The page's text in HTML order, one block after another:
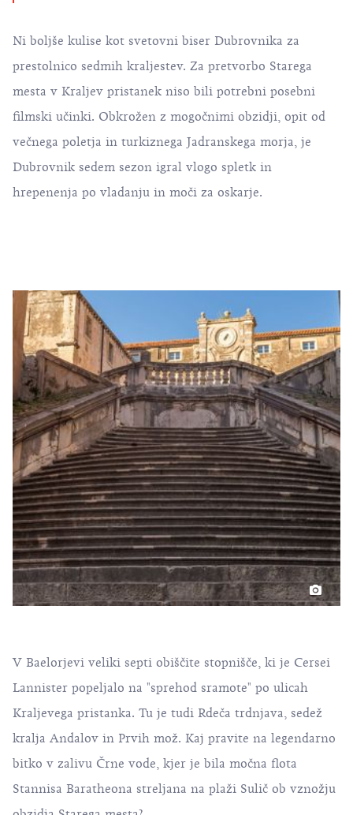
Ni boljše kulise kot svetovni biser Dubrovnika za
prestolnico sedmih kraljestev. Za pretvorbo Starega
mesta v Kraljev pristanek niso bili potrebni posebni
filmski učinki. Obkrožen z mogočnimi obzidji, opit od
večnega poletja in turkiznega Jadranskega morja, je
Dubrovnik sedem sezon igral vlogo spletk in
hrepenenja po vladanju in moči za oskarje.
V Baelorjevi veliki septi obiščite stopnišče, ki je Cersei
Lannister popeljalo na "sprehod sramote" po ulicah
Kraljevega pristanka. Tu je tudi Rdeča trdnjava, sedež
kralja Andalov in Prvih mož. Kaj pravite na legendarno
bitko v zalivu Črne vode, kjer je bila močna flota
Stannisa Baratheona streljana na plaži Sulič ob vznožju